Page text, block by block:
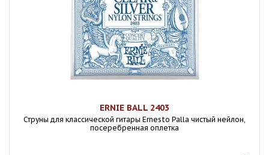
ERNIE BALL 2403
Струны для классической гитары Ernesto Palla чистый нейлон,
посеребренная оплетка